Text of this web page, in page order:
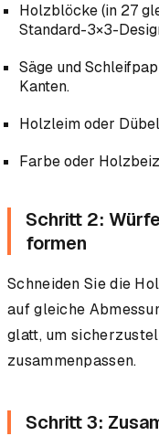
Holzblöcke (in 27
Standard-3×3-
Säge und
Kanten.
Holzleim oder
Farbe oder
Schritt 2:
formen
Schneiden Sie die
auf gleiche
glatt, um
zusammenpassen.
Schritt 3: